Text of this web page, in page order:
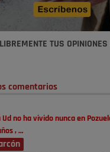
TUS OPINIONES
comentarios
no ha vivido nunca en
, …